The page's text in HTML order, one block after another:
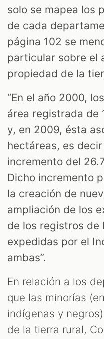
solo se mapea los
de cada
página 102 se
particular sobre el
propiedad de la
“En el año 2000,
área registrada de
y, en 2009, ésta
hectáreas, es
incremento del
Dicho incremento
la creación de
ampliación de los
de los registros de
expedidas por el
ambas”.
En relación a los
que las minorías
indígenas y
de la tierra rural,